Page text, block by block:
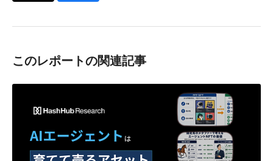
このレポートの関連記事